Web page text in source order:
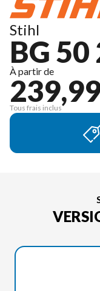
Stihl
BG 50
À partir de
Tous frais inclus